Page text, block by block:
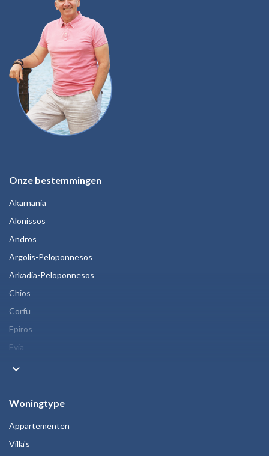
Onze bestemmingen
Akarnania
Alonissos
Andros
Argolis-Peloponnesos
Arkadia-Peloponnesos
Chios
Corfu
Epiros
Evia
keyboard_arrow_down
Woningtype
Appartementen
Villa's